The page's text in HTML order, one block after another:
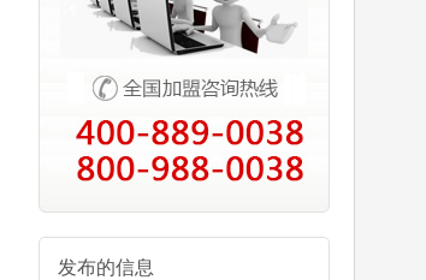
发布的信息